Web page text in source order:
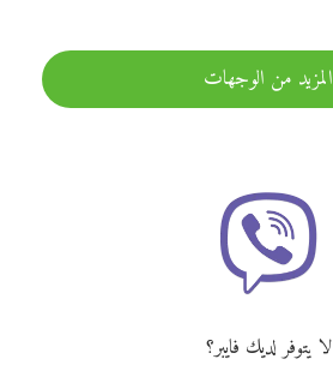
المزيد من الوجهات
لا يتوفر لديك فايبر؟